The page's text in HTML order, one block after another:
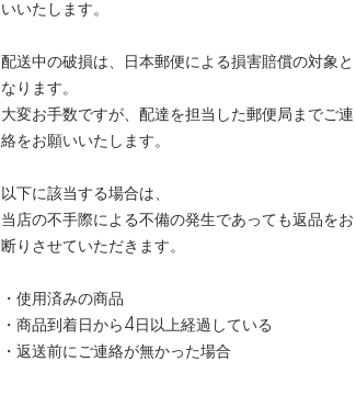
いいたします。
配送中の破損は、日本郵便による損害賠償の対象と
なります。
大変お手数ですが、配達を担当した郵便局までご連
絡をお願いいたします。
以下に該当する場合は、
当店の不手際による不備の発生であっても返品をお
断りさせていただきます。
・使用済みの商品
・商品到着日から4日以上経過している
・返送前にご連絡が無かった場合